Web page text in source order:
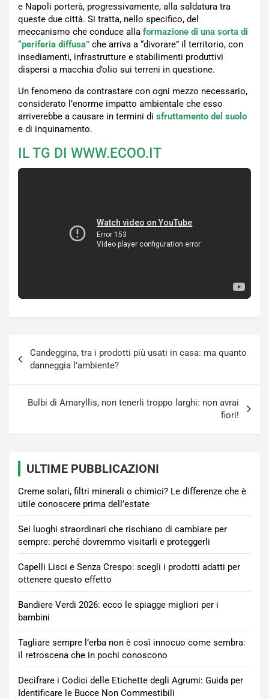
e Napoli porterà, progressivamente, alla saldatura tra
queste due città. Si tratta, nello specifico, del
meccanismo che conduce alla formazione di una sorta di
“periferia diffusa” che arriva a “divorare” il territorio, con
insediamenti, infrastrutture e stabilimenti produttivi
dispersi a macchia d’olio sui terreni in questione.
Un fenomeno da contrastare con ogni mezzo necessario,
considerato l’enorme impatto ambientale che esso
arriverebbe a causare in termini di sfruttamento del suolo
e di inquinamento.
IL TG DI WWW.ECOO.IT
articoli
Candeggina, tra i prodotti più usati in casa: ma quanto
danneggia l’ambiente?
Bulbi di Amaryllis, non tenerli troppo larghi: non avrai
fiori!
ULTIME PUBBLICAZIONI
Creme solari, filtri minerali o chimici? Le differenze che è
utile conoscere prima dell’estate
Sei luoghi straordinari che rischiano di cambiare per
sempre: perché dovremmo visitarli e proteggerli
Capelli Lisci e Senza Crespo: scegli i prodotti adatti per
ottenere questo effetto
Bandiere Verdi 2026: ecco le spiagge migliori per i
bambini
Tagliare sempre l’erba non è così innocuo come sembra:
il retroscena che in pochi conoscono
Decifrare i Codici delle Etichette degli Agrumi: Guida per
Identificare le Bucce Non Commestibili